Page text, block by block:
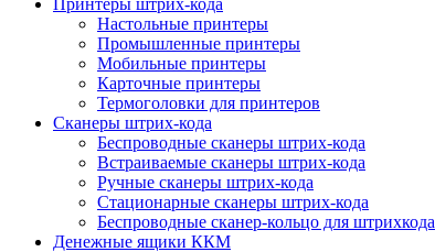
Принтеры штрих-кода
Настольные принтеры
Промышленные принтеры
Мобильные принтеры
Карточные принтеры
Термоголовки для принтеров
Сканеры штрих-кода
Беспроводные сканеры штрих-кода
Встраиваемые сканеры штрих-кода
Ручные сканеры штрих-кода
Стационарные сканеры штрих-кода
Беспроводные сканер-кольцо для штрихкода
Денежные ящики ККМ